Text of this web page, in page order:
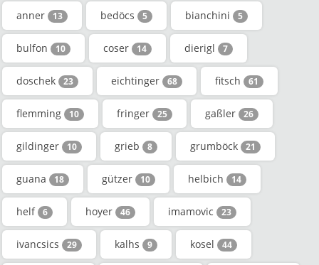
anner 13 bedöcs 5 bianchini 5
bulfon 10 coser 14 dierigl 7
doschek 23 eichtinger 68 fitsch 61
flemming 10 fringer 25 gaßler 26
gildinger 10 grieb 8 grumböck 21
guana 18 gützer 10 helbich 14
helf 6 hoyer 46 imamovic 23
ivancsics 29 kalhs 9 kosel 44